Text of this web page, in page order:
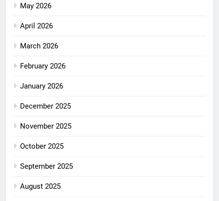
May 2026
April 2026
March 2026
February 2026
January 2026
December 2025
November 2025
October 2025
September 2025
August 2025